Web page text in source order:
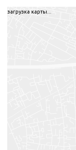
загрузка карты...